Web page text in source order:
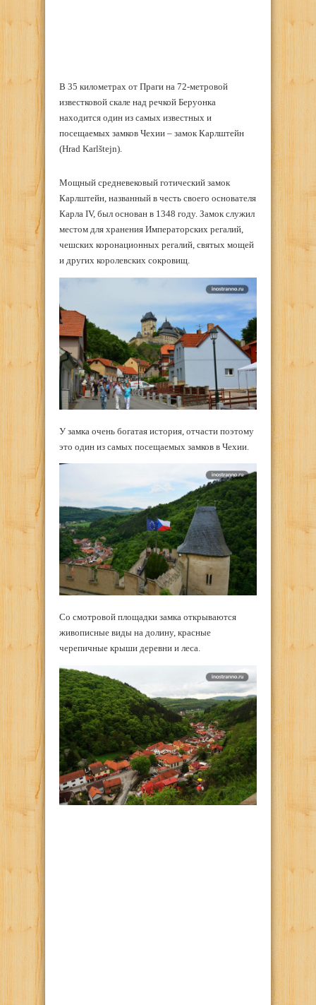
В 35 километрах от Праги на 72-метровой
известковой скале над речкой Беруонка
находится один из самых известных и
посещаемых замков Чехии – замок Карлштейн
(Hrad Karlštejn).
Мощный средневековый готический замок
Карлштейн, названный в честь своего основателя
Карла IV, был основан в 1348 году. Замок служил
местом для хранения Императорских регалий,
чешских коронационных регалий, святых мощей
и других королевских сокровищ.
У замка очень богатая история, отчасти поэтому
это один из самых посещаемых замков в Чехии.
Со смотровой площадки замка открываются
живописные виды на долину, красные
черепичные крыши деревни и леса.